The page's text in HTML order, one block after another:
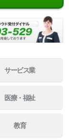
サービス業
医療・福祉
教育